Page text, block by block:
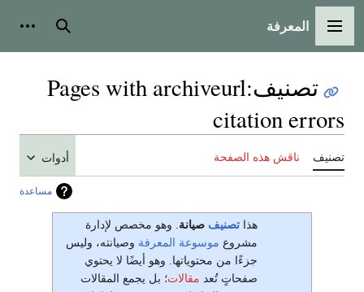
القائمة الرئيسية
المعرفة بحث
تصنيف:
Pages with archiveurl
citation errors
تصنيف ناقش هذه الصفحة أدوات
مساعدة
هذا تصنيف صيانة . وهو مخصص لإدارة
مشروع موسوعة المعرفة وصيانته، وليس
جزءًا من محتوياتها. وهو أيضًا لا يحتوي
صفحاتٍ تُعد مقالات؛ بل يجمع المقالات